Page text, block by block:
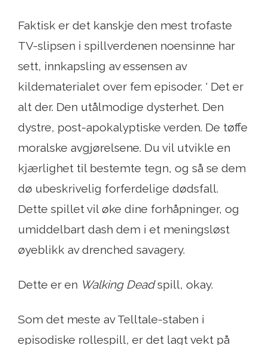
Faktisk er det kanskje den mest trofaste
TV-slipsen i spillverdenen noensinne har
sett, innkapsling av essensen av
kildematerialet over fem episoder. ' Det er
alt der. Den utålmodige dysterhet. Den
dystre, post-apokalyptiske verden. De tøffe
moralske avgjørelsene. Du vil utvikle en
kjærlighet til bestemte tegn, og så se dem
dø ubeskrivelig forferdelige dødsfall.
Dette spillet vil øke dine forhåpninger, og
umiddelbart dash dem i et meningsløst
øyeblikk av drenched savagery.
Dette er en Walking Deadspill, okay.
Som det meste av Telltale-staben i
episodiske rollespill, er det lagt vekt på